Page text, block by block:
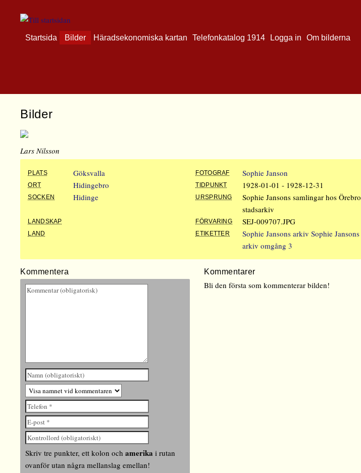
Startsida Bilder Häradsekonomiska kartan Telefonkatalog 1914 Logga in Om bilderna
Bilder
Lars Nilsson
PLATS Göksvalla FOTOGRAF Sophie Janson
ORT Hidingebro TIDPUNKT 1928-01-01 - 1928-12-31
SOCKEN Hidinge URSPRUNG
Sophie Jansons samlingar hos Örebro
stadsarkiv
LANDSKAP FÖRVARING SEJ-009707.JPG
LAND ETIKETTER Sophie Jansons arkiv Sophie Jansons
arkiv omgång 3
Kommentera
Skriv tre punkter, ett kolon ochamerika i rutan
ovanför utan några mellanslag emellan!
Kommentarer
Bli den första som kommenterar bilden!